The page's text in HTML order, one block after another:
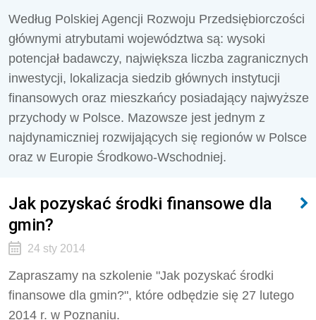
Według Polskiej Agencji Rozwoju Przedsiębiorczości
głównymi atrybutami województwa są: wysoki
potencjał badawczy, największa liczba zagranicznych
inwestycji, lokalizacja siedzib głównych instytucji
finansowych oraz mieszkańcy posiadający najwyższe
przychody w Polsce. Mazowsze jest jednym z
najdynamiczniej rozwijających się regionów w Polsce
oraz w Europie Środkowo-Wschodniej.
Jak pozyskać środki finansowe dla
gmin?
24 sty 2014
Zapraszamy na szkolenie "Jak pozyskać środki
finansowe dla gmin?", które odbędzie się 27 lutego
2014 r. w Poznaniu.